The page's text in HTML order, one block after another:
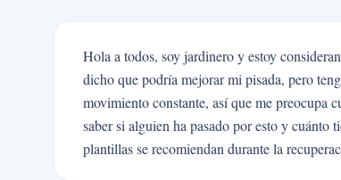
Hola a todos, soy jardinero y estoy
dicho que podría mejorar mi pisada, pero
movimiento constante, así que me preocupa
saber si alguien ha pasado por esto y
plantillas se recomiendan durante la